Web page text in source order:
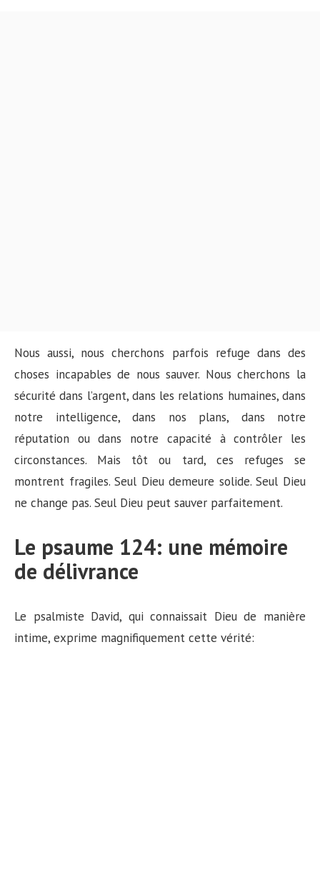
Nous aussi, nous cherchons parfois refuge dans des
choses incapables de nous sauver. Nous cherchons la
sécurité dans l’argent, dans les relations humaines, dans
notre intelligence, dans nos plans, dans notre
réputation ou dans notre capacité à contrôler les
circonstances. Mais tôt ou tard, ces refuges se
montrent fragiles. Seul Dieu demeure solide. Seul Dieu
ne change pas. Seul Dieu peut sauver parfaitement.
Le psaume 124: une mémoire
de délivrance
Le psalmiste David, qui connaissait Dieu de manière
intime, exprime magnifiquement cette vérité: